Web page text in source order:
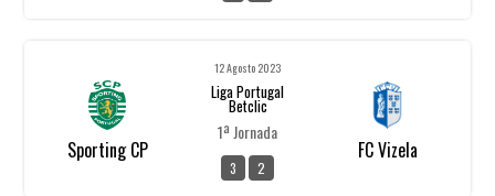
Sporting CP
12 Agosto 2023
Liga Portugal
Betclic
1ª Jornada
3 2
FC Vizela